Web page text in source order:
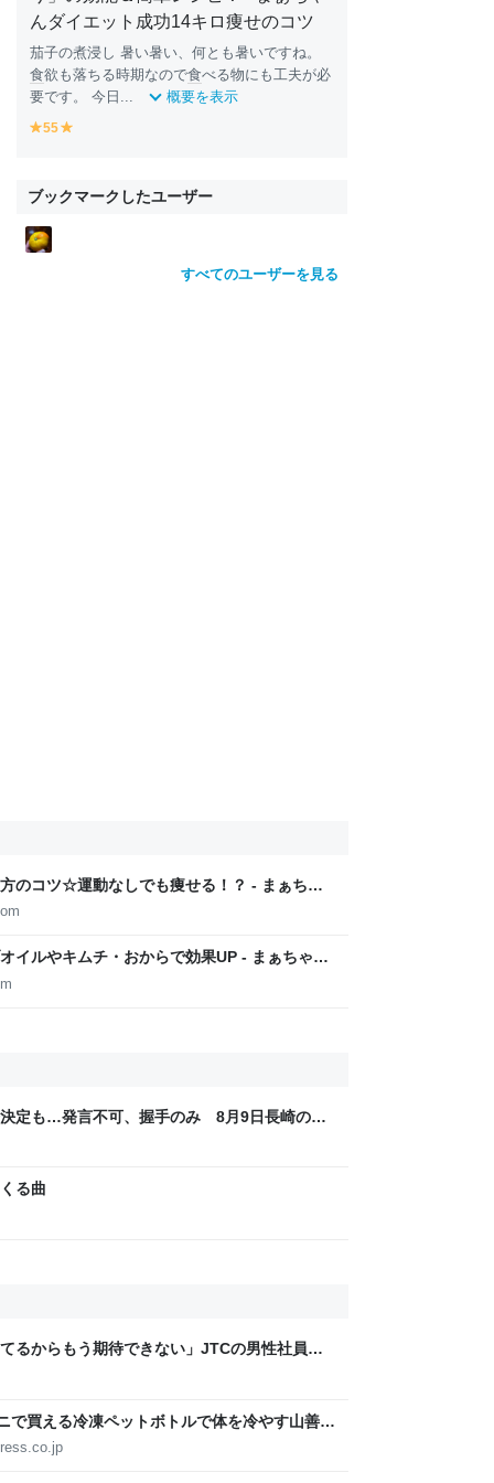
んダイエット成功14キロ痩せのコツ
茄子の煮浸し 暑い暑い、何とも暑いですね。
食欲も落ちる時期なので食べる物にも工夫が必
要です。 今日...
概要を表示
y
o
w
55
o
w
ブックマークしたユーザー
すべてのユーザーを見る
のコツ☆運動なしでも痩せる！？ - まぁちゃ
ツ
イルやキムチ・おからで効果UP - まぁちゃん
定も…発言不可、握手のみ 8月9日長崎の被
る曲
るからもう期待できない」JTCの男性社員が
買える冷凍ペットボトルで体を冷やす山善の
うどいい【ぼっち・ざ・ろーど！その14】